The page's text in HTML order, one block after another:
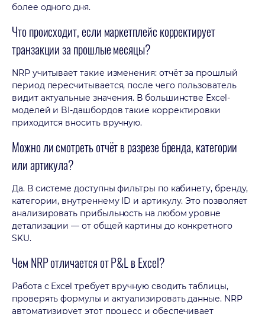
более одного дня.
Что происходит, если маркетплейс корректирует
транзакции за прошлые месяцы?
NRP учитывает такие изменения: отчёт за прошлый
период пересчитывается, после чего пользователь
видит актуальные значения. В большинстве Excel-
моделей и BI-дашбордов такие корректировки
приходится вносить вручную.
Можно ли смотреть отчёт в разрезе бренда, категории
или артикула?
Да. В системе доступны фильтры по кабинету, бренду,
категории, внутреннему ID и артикулу. Это позволяет
анализировать прибыльность на любом уровне
детализации — от общей картины до конкретного
SKU.
Чем NRP отличается от P&L в Excel?
Работа с Excel требует вручную сводить таблицы,
проверять формулы и актуализировать данные. NRP
автоматизирует этот процесс и обеспечивает